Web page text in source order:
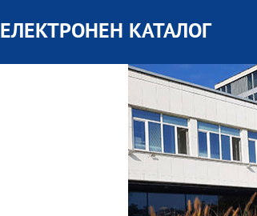
ЕЛЕКТРОНЕН КАТАЛОГ